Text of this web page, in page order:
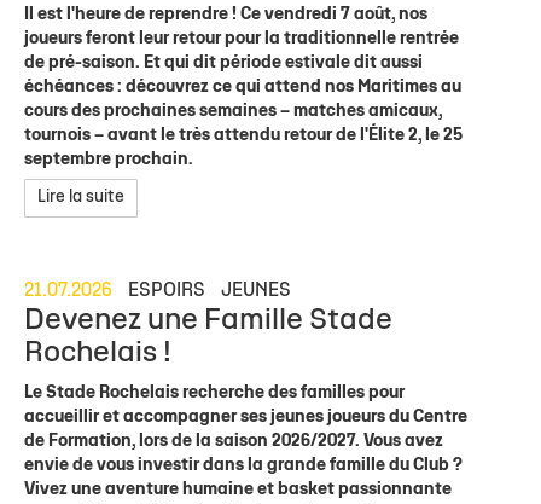
Il est l'heure de reprendre ! Ce vendredi 7 août, nos
joueurs feront leur retour pour la traditionnelle rentrée
de pré-saison. Et qui dit période estivale dit aussi
échéances : découvrez ce qui attend nos Maritimes au
cours des prochaines semaines – matches amicaux,
tournois – avant le très attendu retour de l'Élite 2, le 25
septembre prochain.
Lire la suite
21.07.2026 ESPOIRS JEUNES
Devenez une Famille Stade
Rochelais !
Le Stade Rochelais recherche des familles pour
accueillir et accompagner ses jeunes joueurs du Centre
de Formation, lors de la saison 2026/2027. Vous avez
envie de vous investir dans la grande famille du Club ?
Vivez une aventure humaine et basket passionnante